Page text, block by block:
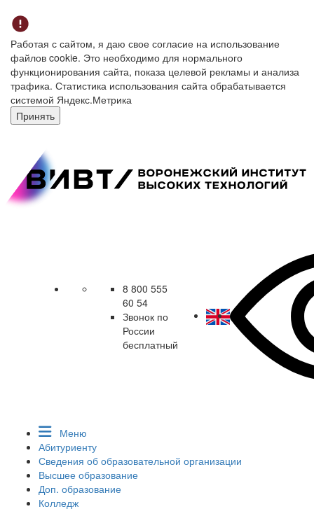
Работая с сайтом, я даю свое согласие на использование
файлов cookie. Это необходимо для нормального
функционирования сайта, показа целевой рекламы и анализа
трафика. Статистика использования сайта обрабатывается
системой Яндекс.Метрика
Принять
8 800 555
60 54
Звонок по
России
бесплатный
Меню
Абитуриенту
Сведения об образовательной организации
Высшее образование
Доп. образование
Колледж